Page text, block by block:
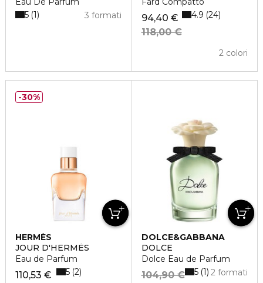
3 formati
5 1
94,40 €
118,00 €
2 colori
4.9 24
HERMÈS
JOUR D'HERMÈS
Eau de Parfum
110,53 €
5 2
30%
DOLCE&GABBANA
DOLCE
Dolce Eau de Parfum
104,90 € 2 formati
5 1